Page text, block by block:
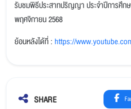
รับชมพิธีประสาทปริญญา ประจำปีการศึก
พฤศจิกายน 2568
ย้อนหลังได้ที่ : https://
SHARE